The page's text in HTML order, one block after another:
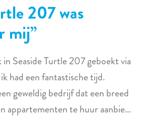
207 was
mij
Seaside Turtle 207 geboekt via
had een fantastische tijd.
geweldig bedrijf dat een breed
appartementen te huur aanbiedt